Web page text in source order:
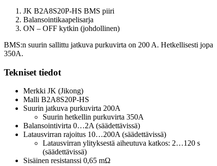
JK B2A8S20P-HS BMS piiri
Balansointikaapelisarja
ON – OFF kytkin (johdollinen)
BMS:n suurin sallittu jatkuva purkuvirta on 200 A. Hetkellisesti jopa
350A.
Tekniset tiedot
Merkki JK (Jikong)
Malli B2A8S20P-HS
Suurin jatkuva purkuvirta 200A
Suurin hetkellin purkuvirta 350A
Balansointivirta 0…2A (säädettävissä)
Latausvirran rajoitus 10…200A (säädettävissä)
Latausvirran ylityksestä aiheutuva katkos: 2…120 s
(säädettävissä)
Sisäinen resistanssi 0,65 mΩ